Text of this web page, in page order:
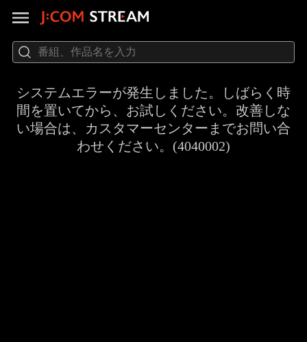
システムエラーが発生しました。しばらく時
間を置いてから、お試しください。改善しな
い場合は、カスタマーセンターまでお問い合
わせください。(4040002)